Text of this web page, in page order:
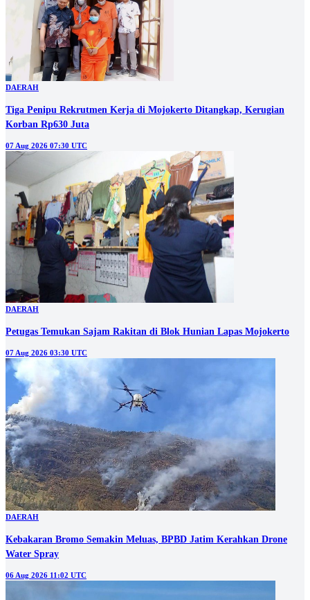
DAERAH
Tiga Penipu Rekrutmen Kerja di Mojokerto Ditangkap, Kerugian
Korban Rp630 Juta
07 Aug 2026 07:30 UTC
DAERAH
Petugas Temukan Sajam Rakitan di Blok Hunian Lapas Mojokerto
07 Aug 2026 03:30 UTC
DAERAH
Kebakaran Bromo Semakin Meluas, BPBD Jatim Kerahkan Drone
Water Spray
06 Aug 2026 11:02 UTC